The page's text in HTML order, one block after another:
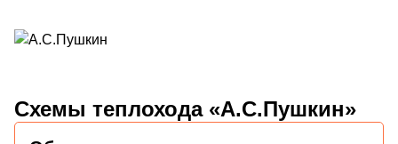
Схемы теплохода «А.С.Пушкин»